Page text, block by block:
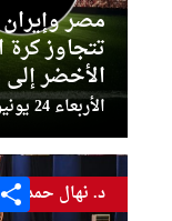
تتجاوز
الأخضر
الأربعاء 24 يونيو 2026 - 16:31:17
د. نهال حمدي